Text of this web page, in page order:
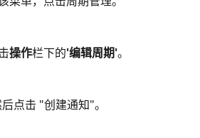
操作栏下的'编辑周期'。
点击 "创建通知"。